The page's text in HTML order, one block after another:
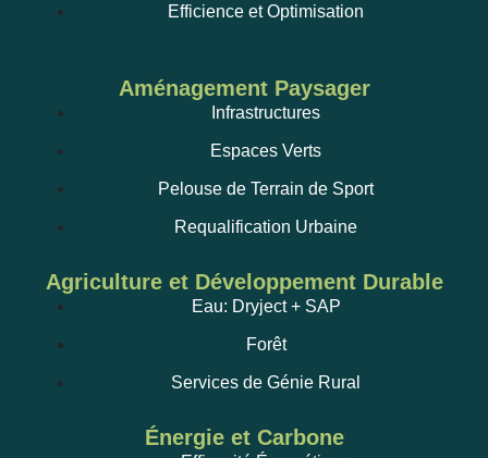
Efficience et Optimisation
Aménagement Paysager
Infrastructures
Espaces Verts
Pelouse de Terrain de Sport
Requalification Urbaine
Agriculture et Développement Durable
Eau: Dryject + SAP
Forêt
Services de Génie Rural
Énergie et Carbone